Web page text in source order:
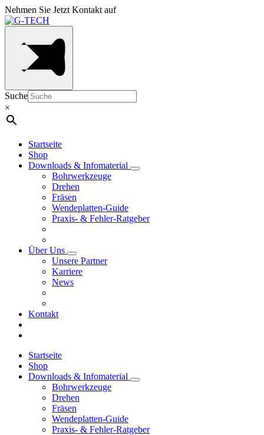
Nehmen Sie Jetzt Kontakt auf
Suche
×
Startseite
Shop
Downloads & Infomaterial
Bohrwerkzeuge
Drehen
Fräsen
Wendeplatten-Guide
Praxis- & Fehler-Ratgeber
Über Uns
Unsere Partner
Karriere
News
Kontakt
Startseite
Shop
Downloads & Infomaterial
Bohrwerkzeuge
Drehen
Fräsen
Wendeplatten-Guide
Praxis- & Fehler-Ratgeber